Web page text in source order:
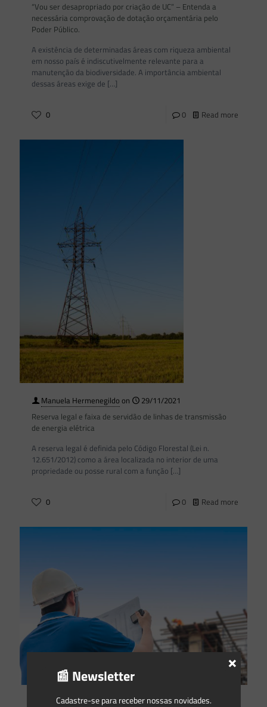
“Vou ser desapropriado por criação de UC” – Entenda a
necessária comprovação de dotação orçamentária pelo
Poder Público.
A existência de determinadas áreas com riqueza ambiental
em nosso país é indiscutivelmente relevante para a
manutenção da biodiversidade. A importância ambiental
dessas áreas exige de […]
0 0 Read more
Manuela Hermenegildo on
29/11/2021
Reserva legal e faixa de servidão de linhas de transmissão
de energia elétrica
A reserva legal é definida pelo Código Florestal (Lei n.
12.651/2012) como a área localizada no interior de uma
propriedade ou posse rural com a função […]
0 0 Read more
Isabella Dabrowski Pedrinion 29/11/2021
📰 Newsletter
Cadastre-se para receber nossas novidades.
×